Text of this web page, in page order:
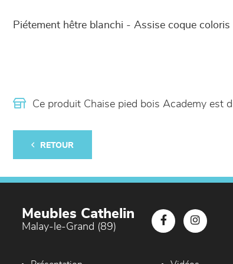
Piétement hêtre blanchi - Assise coque coloris
Ce produit Chaise pied bois Academy est
RETOUR
Meubles Cathelin
Malay-le-Grand (89)